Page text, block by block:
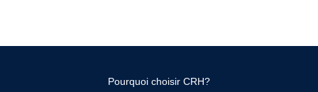
Pourquoi choisir CRH?